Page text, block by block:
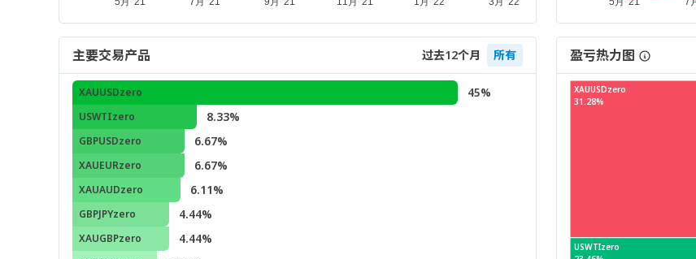
主要交易产品 过去12个月 所有
XAUUSDzero 45%
USWTIzero 8.33%
GBPUSDzero 6.67%
XAUEURzero 6.67%
XAUAUDzero 6.11%
GBPJPYzero 4.44%
XAUGBPzero 4.44%
盈亏热力图
XAUUSDzero
USWTIzero
31.28%